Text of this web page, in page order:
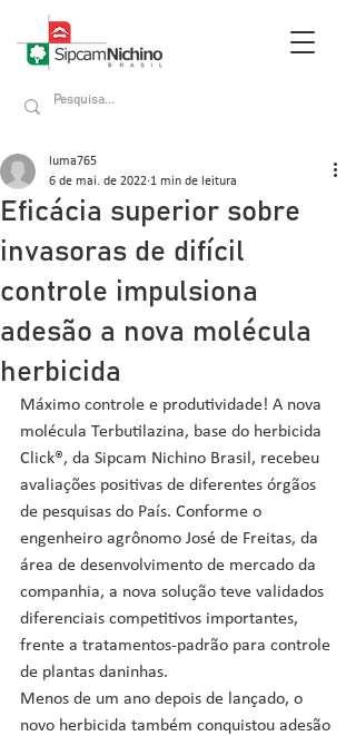
Eficácia superior sobre
invasoras de difícil
controle impulsiona
adesão a nova molécula
herbicida
luma765
6 de mai. de 2022 1 min de leitura
Máximo controle e produtividade! A nova
molécula Terbutilazina, base do herbicida
Click®, da Sipcam Nichino Brasil, recebeu
avaliações positivas de diferentes órgãos
de pesquisas do País. Conforme o
engenheiro agrônomo José de Freitas, da
área de desenvolvimento de mercado da
companhia, a nova solução teve validados
diferenciais competitivos importantes,
frente a tratamentos-padrão para controle
de plantas daninhas.
Menos de um ano depois de lançado, o
novo herbicida também conquistou adesão